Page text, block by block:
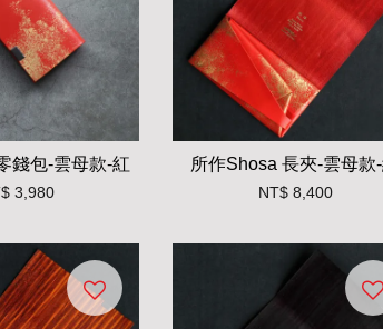
錢包-雲母款-紅
3,980
所作Shosa 長夾-雲母款
NT$ 8,400